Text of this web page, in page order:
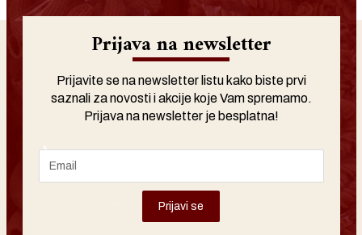
Prijava na newsletter
Prijavite se na newsletter listu kako biste prvi
saznali za novosti i akcije koje Vam spremamo.
Prijava na newsletter je besplatna!
Prijavi se